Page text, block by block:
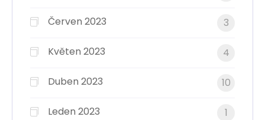
Červen 2023 3
Květen 2023 4
Duben 2023 10
Leden 2023 1